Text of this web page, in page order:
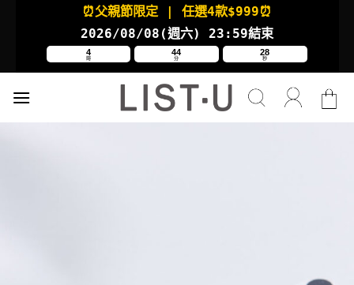
⏰父親節限定 | 任選4款$999⏰
2026/08/08(週六) 23:59結束
4
時
44
分
27
秒